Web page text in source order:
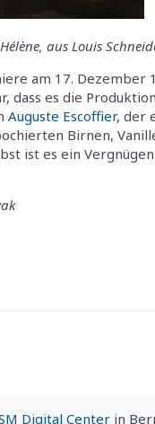
aus Louis
am 17. Dezember
dass es die
Auguste Escoffier, der
Birnen,
ist es ein
Digital Center in